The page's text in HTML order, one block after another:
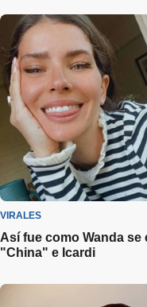
VIRALES
Así fue como Wanda
"China" e Icardi